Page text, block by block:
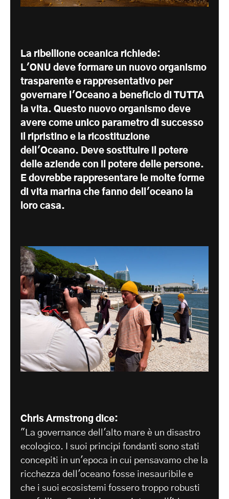
La ribellione oceanica richiede:
L'ONU deve formare un nuovo organismo
trasparente e rappresentativo per
governare l'Oceano a beneficio di TUTTA
la vita. Questo nuovo organismo deve
avere come unico parametro di successo
il ripristino e la ricostituzione
dell'Oceano. Deve sostituire il potere
delle aziende con il potere delle persone.
E dovrebbe rappresentare le molte forme
di vita marina che fanno dell'oceano la
loro casa.
Chris Armstrong dice:
"La governance dell'alto mare è un disastro
ecologico. I suoi principi fondanti sono stati
concepiti in un'epoca in cui pensavamo che la
ricchezza dell'oceano fosse inesauribile e
che i suoi ecosistemi fossero troppo robusti